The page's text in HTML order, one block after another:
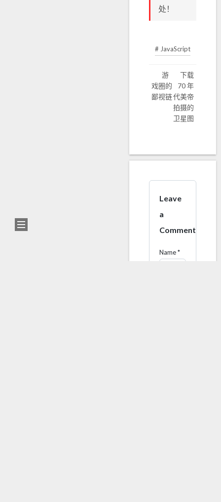
处！
# JavaScript
游
戏圈的
鄙视链
下载
70 年
代美帝
拍摄的
卫星图